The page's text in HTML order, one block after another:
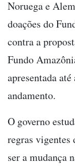
Noruega e
doações do
contra a
Fundo
apresentada
andamento.
O governo
regras
ser a mudança